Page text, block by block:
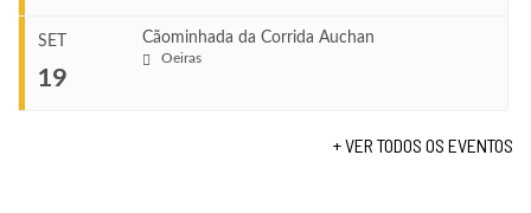
Ago 23, 2026
VENUE
Set 11, 2026
SET
19
Cãominhada da Corrida Auchan
Oeiras
+ VER TODOS OS EVENTOS